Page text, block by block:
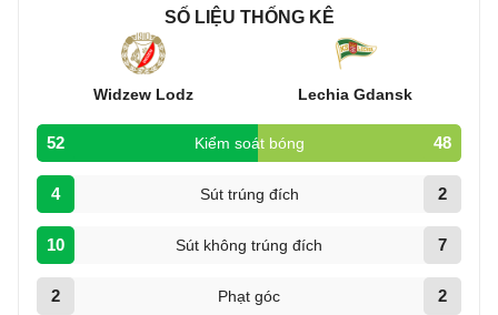
SỐ LIỆU THỐNG KÊ
Widzew Lodz Lechia Gdansk
52 Kiểm soát bóng 48
4 Sút trúng đích 2
10 Sút không trúng đích 7
2 Phạt góc 2